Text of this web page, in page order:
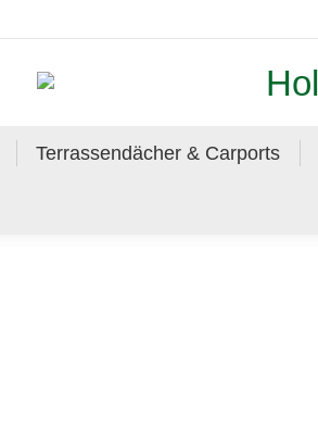
Terrassendächer & Carports